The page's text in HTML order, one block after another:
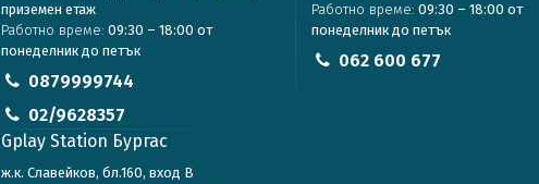
приземен етаж
Работно време: 09:30 – 18:00 от
понеделник до петък
0879999744
02/9628357
Работно време: 09:30 – 18:00 от
понеделник до петък
062 600 677
Gplay Station Бургас
ж.к. Славейков, бл.160, вход В